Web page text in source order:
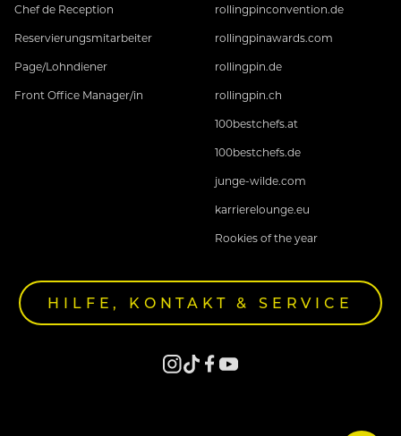
Chef de Reception
Reservierungsmitarbeiter
Page/Lohndiener
Front Office Manager/in
rollingpinconvention.de
rollingpinawards.com
rollingpin.de
rollingpin.ch
100bestchefs.at
100bestchefs.de
junge-wilde.com
karrierelounge.eu
Rookies of the year
HILFE, KONTAKT & SERVICE